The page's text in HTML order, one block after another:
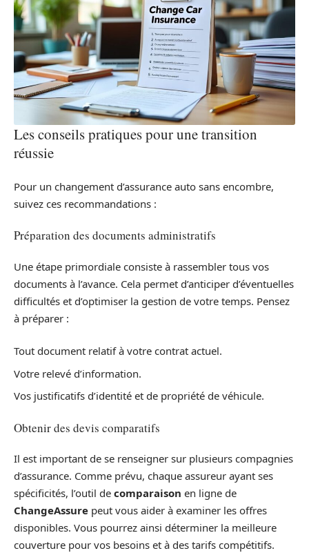
Les conseils pratiques pour une transition
réussie
Pour un changement d’assurance auto sans encombre,
suivez ces recommandations :
Préparation des documents administratifs
Une étape primordiale consiste à rassembler tous vos
documents à l’avance. Cela permet d’anticiper d’éventuelles
difficultés et d’optimiser la gestion de votre temps. Pensez
à préparer :
Tout document relatif à votre contrat actuel.
Votre relevé d’information.
Vos justificatifs d’identité et de propriété de véhicule.
Obtenir des devis comparatifs
Il est important de se renseigner sur plusieurs compagnies
d’assurance. Comme prévu, chaque assureur ayant ses
spécificités, l’outil de comparaison en ligne de
ChangeAssure peut vous aider à examiner les offres
disponibles. Vous pourrez ainsi déterminer la meilleure
couverture pour vos besoins et à des tarifs compétitifs.